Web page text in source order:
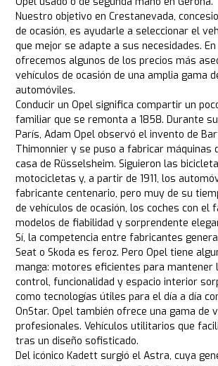
Nuestro objetivo en Crestanevada,
de ocasión, es ayudarle a seleccionar el
que mejor se adapte a sus necesidades.
ofrecemos algunos de los precios más
vehículos de ocasión de una amplia gama
automóviles.
Conducir un Opel significa compartir un
familiar que se remonta a 1858. Durante
París, Adam Opel observó el invento de
Thimonnier y se puso a fabricar máquinas
casa de Rüsselsheim. Siguieron las
motocicletas y, a partir de 1911, los
fabricante centenario, pero muy de su
de vehículos de ocasión, los coches con el
modelos de fiabilidad y sorprendente
Sí, la competencia entre fabricantes
Seat o Skoda es feroz. Pero Opel tiene
manga: motores eficientes para mantener
control, funcionalidad y espacio interior
como tecnologías útiles para el día a día
OnStar. Opel también ofrece una gama de
profesionales. Vehículos utilitarios que
tras un diseño sofisticado.
Del icónico Kadett surgió el Astra, cuya